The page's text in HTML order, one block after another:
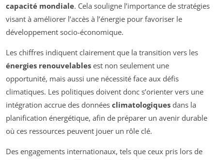
capacité mondiale. Cela souligne l’importance de stratégies
visant à améliorer l’accès à l’énergie pour favoriser le
développement socio-économique.
Les chiffres indiquent clairement que la transition vers les
énergies renouvelables est non seulement une
opportunité, mais aussi une nécessité face aux défis
climatiques. Les politiques doivent donc s’orienter vers une
intégration accrue des données climatologiques dans la
planification énergétique, afin de préparer un avenir durable
où ces ressources peuvent jouer un rôle clé.
Des engagements internationaux, tels que ceux pris lors de